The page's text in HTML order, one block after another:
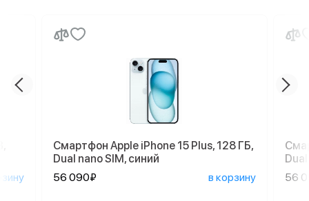
Смартфон Apple iPhone 15 Plus, 128 ГБ,
Dual nano SIM, синий
56 090₽
в корзину
56